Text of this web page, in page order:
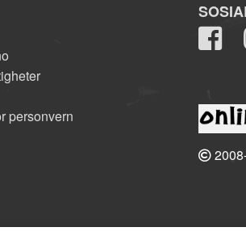
personvern